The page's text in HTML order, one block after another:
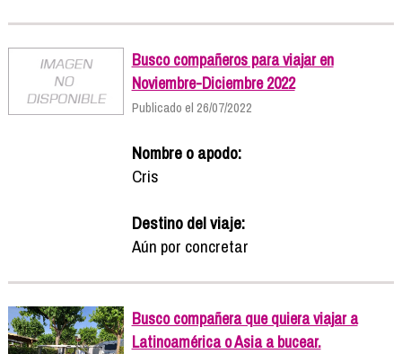
Busco compañeros para viajar en
Noviembre-Diciembre 2022
Publicado el 26/07/2022
Nombre o apodo:
Cris
Destino del viaje:
Aún por concretar
Busco compañera que quiera viajar a
Latinoamérica o Asia a bucear.